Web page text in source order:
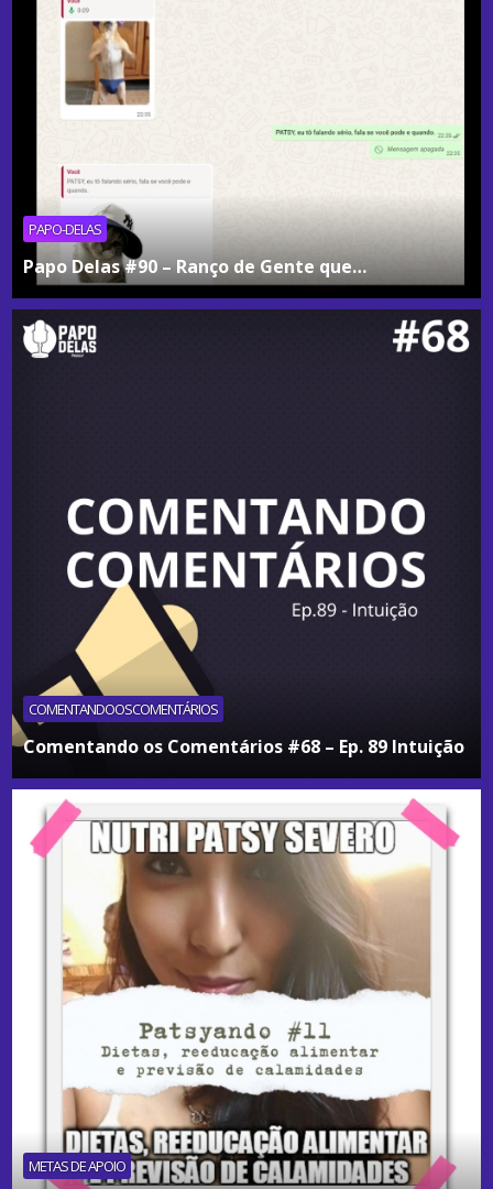
PAPO-DELAS
Papo Delas #90 – Ranço de Gente que…
COMENTANDOOSCOMENTÁRIOS
Comentando os Comentários #68 – Ep. 89 Intuição
METAS DE APOIO